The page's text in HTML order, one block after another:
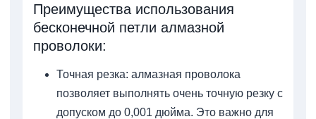
Преимущества использования
бесконечной петли алмазной
проволоки:
Точная резка: алмазная проволока
позволяет выполнять очень точную резку с
допуском до 0,001 дюйма. Это важно для